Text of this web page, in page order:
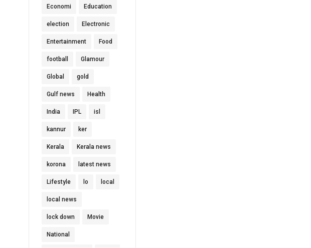
Economi Education
election Electronic
Entertainment Food
football Glamour
Global gold
Gulf news Health
India IPL isl
kannur ker
Kerala Kerala news
korona latest news
Lifestyle lo local
local news
lock down Movie
National